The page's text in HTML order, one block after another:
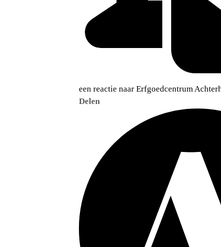
een reactie naar Erfgoedcentrum
Delen